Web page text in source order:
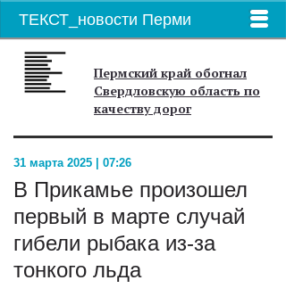
ТЕКСТ_новости Перми
Пермский край обогнал
Свердловскую область по
качеству дорог
31 марта 2025 | 07:26
В Прикамье произошел
первый в марте случай
гибели рыбака из-за
тонкого льда